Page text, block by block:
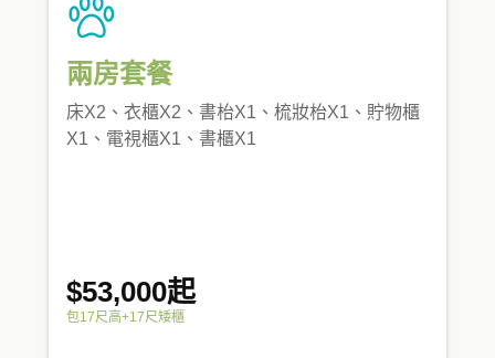
兩房套餐
床X2、衣櫃X2、書枱X1、梳妝枱X1、貯物櫃
X1、電視櫃X1、書櫃X1
$53,000起
包17尺高+17尺矮櫃